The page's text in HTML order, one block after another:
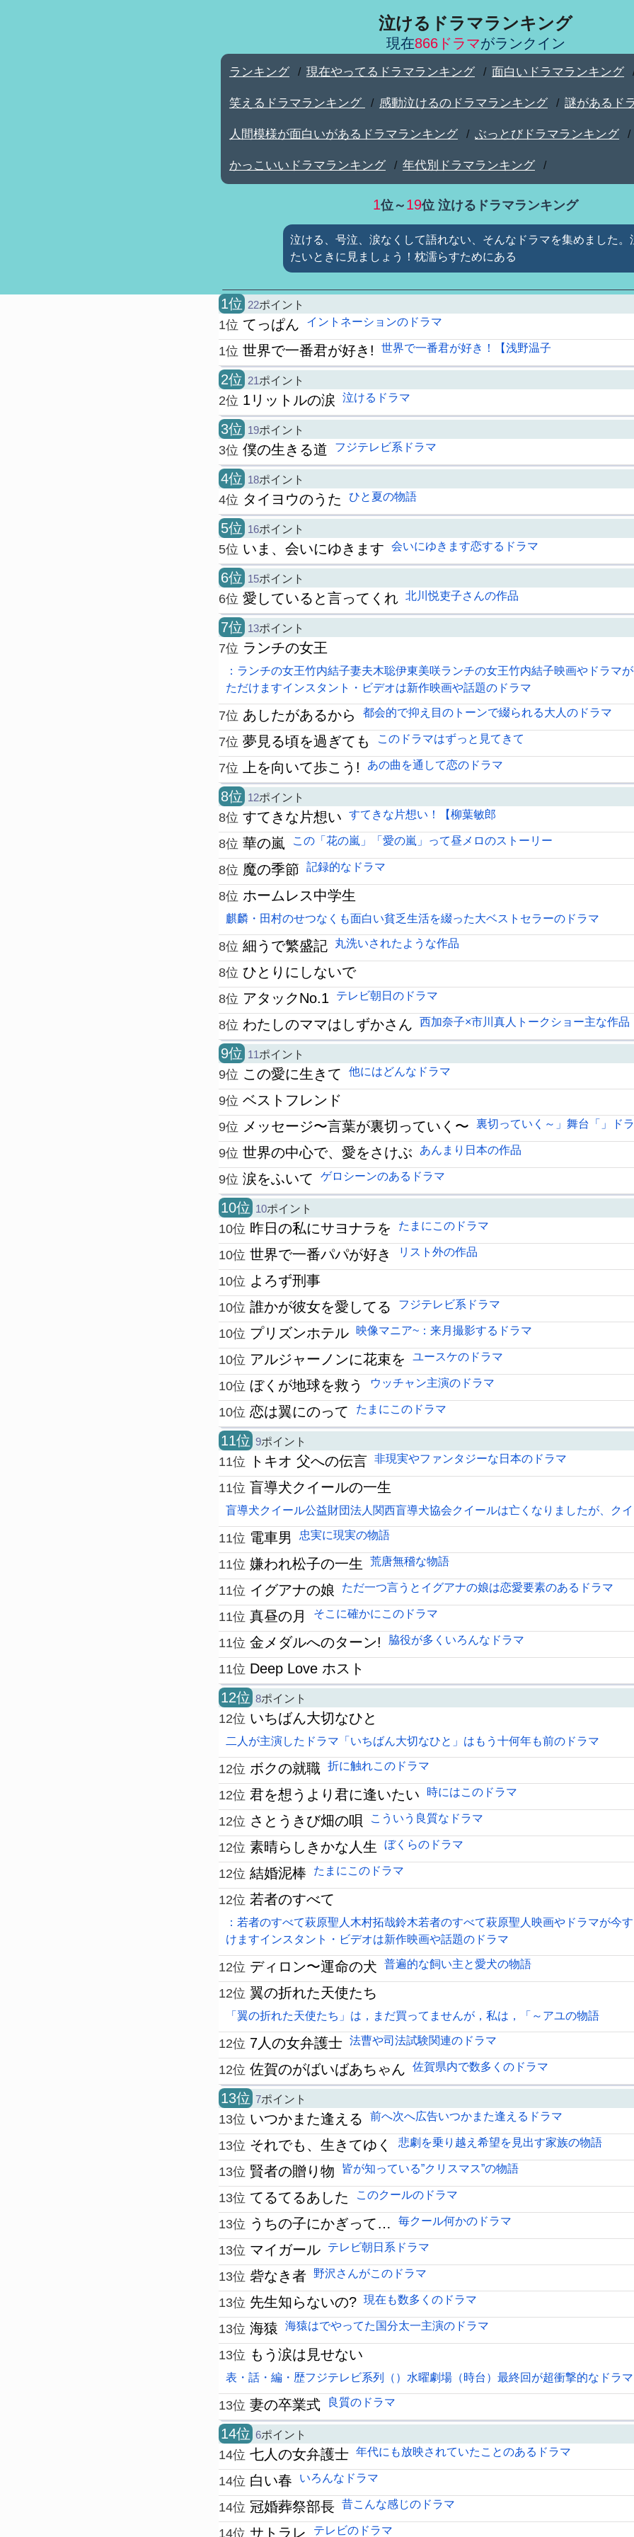
泣けるドラマランキング
現在866ドラマがランクイン
ランキング / 現在やってるドラマランキング / 面白いドラマランキング
笑えるドラマランキング / 感動泣けるのドラマランキング / 謎があるド
人間模様が面白いがあるドラマランキング / ぶっとびドラマランキング /
かっこいいドラマランキング / 年代別ドラマランキング /
1位～ 19位 泣けるドラマランキング
泣ける、号泣、涙なくして語れない、そんなドラマを集めました。
たいときに見ましょう！枕濡らすためにある
1位 22ポイント
1位 てっぱん イントネーションのドラマ
1位 世界で一番君が好き! 世界で一番君が好き！【浅野温子
2位 21ポイント
2位 1リットルの涙 泣けるドラマ
3位 19ポイント
3位 僕の生きる道 フジテレビ系ドラマ
4位 18ポイント
4位 タイヨウのうた ひと夏の物語
5位 16ポイント
5位 いま、会いにゆきます 会いにゆきます恋するドラマ
6位 15ポイント
6位 愛していると言ってくれ 北川悦吏子さんの作品
7位 13ポイント
7位 ランチの女王
：ランチの女王竹内結子妻夫木聡伊東美咲ランチの女王竹内結子映画やドラマ
ただけますインスタント・ビデオは新作映画や話題のドラマ
7位 あしたがあるから 都会的で抑え目のトーンで綴られる大人のドラマ
7位 夢見る頃を過ぎても このドラマはずっと見てきて
7位 上を向いて歩こう! あの曲を通して恋のドラマ
8位 12ポイント
8位 すてきな片想い すてきな片想い！【柳葉敏郎
8位 華の嵐 この「花の嵐」「愛の嵐」って昼メロのストーリー
8位 魔の季節 記録的なドラマ
8位 ホームレス中学生
麒麟・田村のせつなくも面白い貧乏生活を綴った大ベストセラーのドラマ
8位 細うで繁盛記 丸洗いされたような作品
8位 ひとりにしないで
8位 アタックNo.1 テレビ朝日のドラマ
8位 わたしのママはしずかさん 西加奈子×市川真人トークショー主な作品
9位 11ポイント
9位 この愛に生きて 他にはどんなドラマ
9位 ベストフレンド
9位 メッセージ〜言葉が裏切っていく〜 裏切っていく～」舞台「」ド
9位 世界の中心で、愛をさけぶ あんまり日本の作品
9位 涙をふいて ゲロシーンのあるドラマ
10位 10ポイント
10位 昨日の私にサヨナラを たまにこのドラマ
10位 世界で一番パパが好き リスト外の作品
10位 よろず刑事
10位 誰かが彼女を愛してる フジテレビ系ドラマ
10位 プリズンホテル 映像マニア~：来月撮影するドラマ
10位 アルジャーノンに花束を ユースケのドラマ
10位 ぼくが地球を救う ウッチャン主演のドラマ
10位 恋は翼にのって たまにこのドラマ
11位 9ポイント
11位 トキオ 父への伝言 非現実やファンタジーな日本のドラマ
11位 盲導犬クイールの一生
盲導犬クイール公益財団法人関西盲導犬協会クイールは亡くなりましたが、ク
11位 電車男 忠実に現実の物語
11位 嫌われ松子の一生 荒唐無稽な物語
11位 イグアナの娘 ただ一つ言うとイグアナの娘は恋愛要素のあるドラマ
11位 真昼の月 そこに確かにこのドラマ
11位 金メダルへのターン! 脇役が多くいろんなドラマ
11位 Deep Love ホスト
12位 8ポイント
12位 いちばん大切なひと
二人が主演したドラマ「いちばん大切なひと」はもう十何年も前のドラマ
12位 ボクの就職 折に触れこのドラマ
12位 君を想うより君に逢いたい 時にはこのドラマ
12位 さとうきび畑の唄 こういう良質なドラマ
12位 素晴らしきかな人生 ぼくらのドラマ
12位 結婚泥棒 たまにこのドラマ
12位 若者のすべて
：若者のすべて萩原聖人木村拓哉鈴木若者のすべて萩原聖人映画やドラマが今
けますインスタント・ビデオは新作映画や話題のドラマ
12位 ディロン〜運命の犬 普遍的な飼い主と愛犬の物語
12位 翼の折れた天使たち
「翼の折れた天使たち」は，まだ買ってませんが，私は，「～アユの物語
12位 7人の女弁護士 法曹や司法試験関連のドラマ
12位 佐賀のがばいばあちゃん 佐賀県内で数多くのドラマ
13位 7ポイント
13位 いつかまた逢える 前へ次へ広告いつかまた逢えるドラマ
13位 それでも、生きてゆく 悲劇を乗り越え希望を見出す家族の物語
13位 賢者の贈り物 皆が知っている”クリスマス”の物語
13位 てるてるあした このクールのドラマ
13位 うちの子にかぎって… 毎クール何かのドラマ
13位 マイガール テレビ朝日系ドラマ
13位 砦なき者 野沢さんがこのドラマ
13位 先生知らないの? 現在も数多くのドラマ
13位 海猿 海猿はでやってた国分太一主演のドラマ
13位 もう涙は見せない
表・話・編・歴フジテレビ系列（）水曜劇場（時台）最終回が超衝撃的なドラマ
13位 妻の卒業式 良質のドラマ
14位 6ポイント
14位 七人の女弁護士 年代にも放映されていたことのあるドラマ
14位 白い春 いろんなドラマ
14位 冠婚葬祭部長 昔こんな感じのドラマ
14位 サトラレ テレビのドラマ